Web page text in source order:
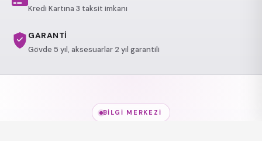
Kredi Kartına 3 taksit imkanı
GARANTİ
Gövde 5 yıl, aksesuarlar 2 yıl garantili
BILGI MERKEZI